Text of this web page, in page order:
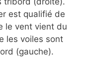
est qualifié de
le vent vient du
les voiles sont
(gauche).